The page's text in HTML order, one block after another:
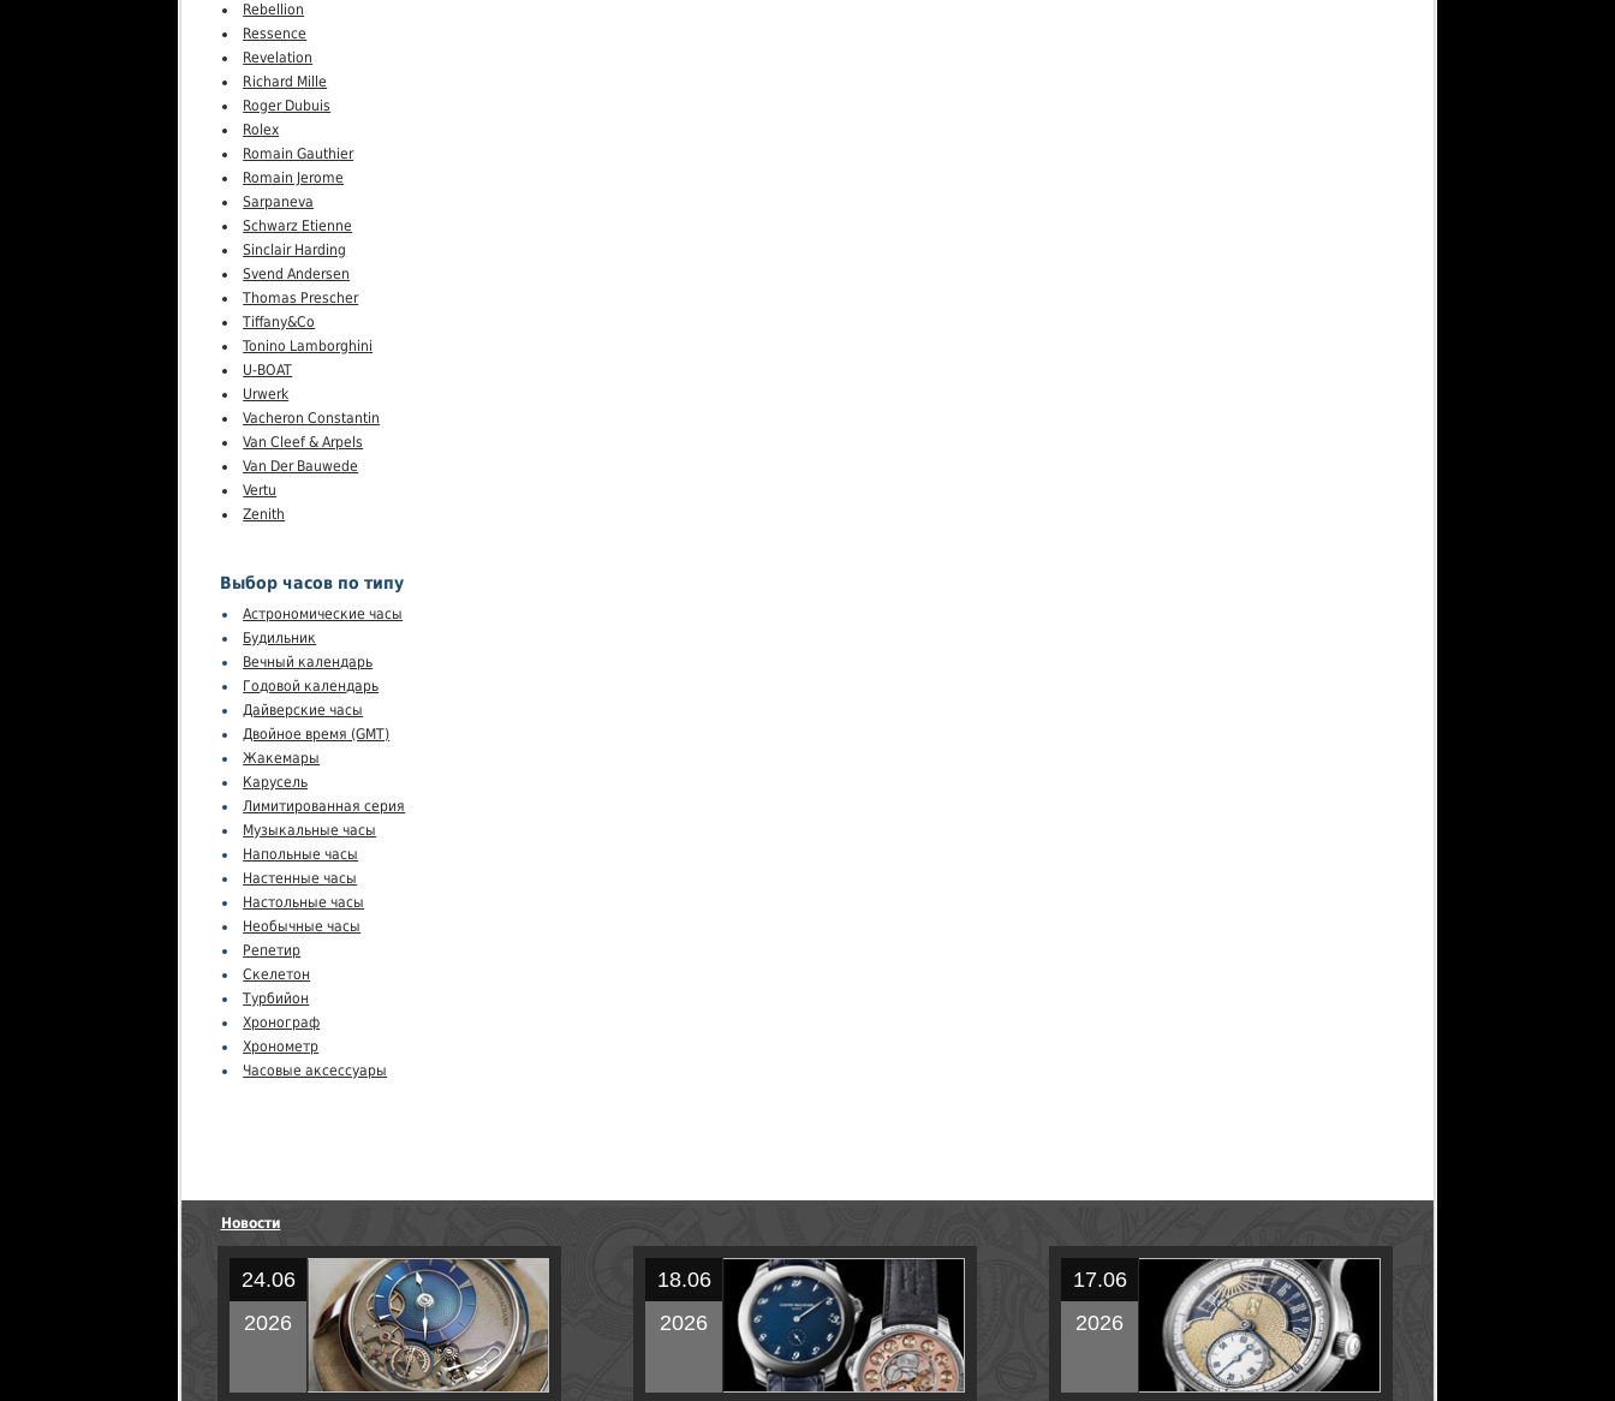
Rebellion
Ressence
Revelation
Richard Mille
Roger Dubuis
Rolex
Romain Gauthier
Romain Jerome
Sarpaneva
Schwarz Etienne
Sinclair Harding
Svend Andersen
Thomas Prescher
Tiffany&Co
Tonino Lamborghini
U-BOAT
Urwerk
Vacheron Constantin
Van Cleef & Arpels
Van Der Bauwede
Vertu
Zenith
Выбор часов по типу
Астрономические часы
Будильник
Вечный календарь
Годовой календарь
Дайверские часы
Двойное время (GMT)
Жакемары
Карусель
Лимитированная серия
Музыкальные часы
Напольные часы
Настенные часы
Настольные часы
Необычные часы
Репетир
Скелетон
Турбийон
Хронограф
Хронометр
Часовые аксессуары
Новости
24.06
2026
18.06
2026
17.06
2026